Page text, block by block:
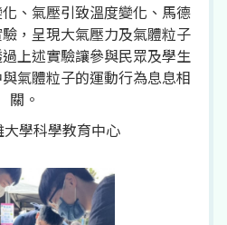
、氣壓引致溫度變化、馬德
，呈現大氣壓力及氣體粒子
上述實驗讓參與民眾及學生
氣體粒子的運動行為息息相
關。
學科學教育中心